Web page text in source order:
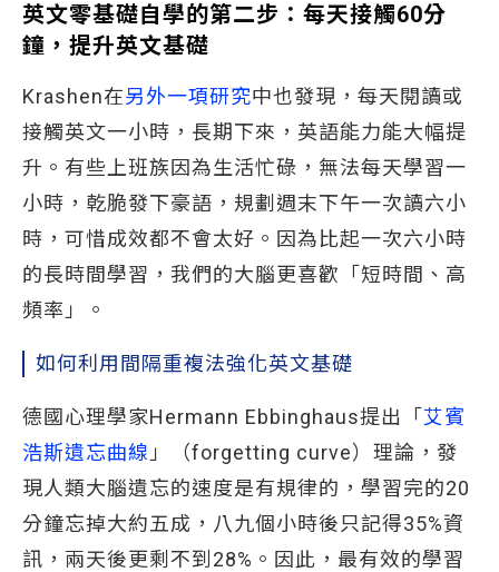
英文零基礎自學的第二步： 每天接觸60分
鐘，提升英文基礎
Krashen在另外一項研究中也發現，每天閱讀或
接觸英文一小時，長期下來，英語能力能大幅提
升。有些上班族因為生活忙碌，無法每天學習一
小時，乾脆發下豪語，規劃週末下午一次讀六小
時，可惜成效都不會太好。因為比起一次六小時
的長時間學習，我們的大腦更喜歡「短時間、高
頻率」。
如何利用間隔重複法強化英文基礎
德國心理學家Hermann Ebbinghaus提出「 艾賓
浩斯遺忘曲線 」（forgetting curve）理論，發
現人類大腦遺忘的速度是有規律的，學習完的20
分鐘忘掉大約五成，八九個小時後只記得35%資
訊，兩天後更剩不到28%。因此，最有效的學習